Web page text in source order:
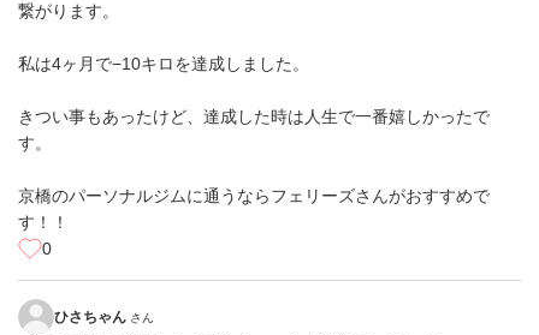
繋がります。
私は4ヶ月で−10キロを達成しました。
きつい事もあったけど、達成した時は人生で一番嬉しかったで
す。
京橋のパーソナルジムに通うならフェリーズさんがおすすめで
す！！
0
ひさちゃん さん